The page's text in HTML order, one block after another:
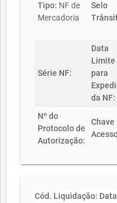
Tipo: NF de
Mercadoria
Selo
Série NF:
Data
Limite
para
da NF:
Nº do
Protocolo de
Autorização:
Chave
Cód. Liquidação: